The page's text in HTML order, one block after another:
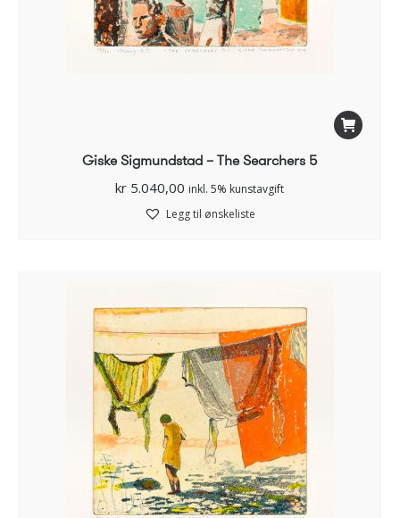
Giske Sigmundstad – The Searchers 5
kr 5.040,00 inkl. 5% kunstavgift
Legg til ønskeliste